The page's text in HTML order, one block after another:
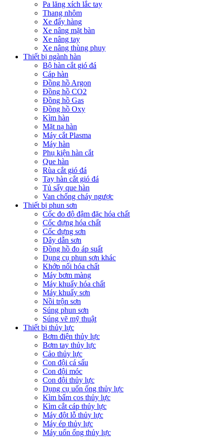
Pa lăng xích lắc tay
Thang nhôm
Xe đẩy hàng
Xe nâng mặt bàn
Xe nâng tay
Xe nâng thùng phuy
Thiết bị ngành hàn
Bộ hàn cắt gió đá
Cáp hàn
Đồng hồ Argon
Đồng hồ CO2
Đồng hồ Gas
Đồng hồ Oxy
Kìm hàn
Mặt nạ hàn
Máy cắt Plasma
Máy hàn
Phụ kiện hàn cắt
Que hàn
Rùa cắt gió đá
Tay hàn cắt gió đá
Tủ sấy que hàn
Van chống cháy ngược
Thiết bị phun sơn
Cốc đo độ đậm đặc hóa chất
Cốc đựng hóa chất
Cốc đựng sơn
Dây dẫn sơn
Đồng hồ đo áp suất
Dụng cụ phun sơn khác
Khớp nối hóa chất
Máy bơm màng
Máy khuấy hóa chất
Máy khuấy sơn
Nồi trộn sơn
Súng phun sơn
Súng vẽ mỹ thuật
Thiết bị thủy lực
Bơm điện thủy lực
Bơm tay thủy lực
Cảo thủy lực
Con đội cá sấu
Con đội móc
Con đội thủy lực
Dụng cụ uốn ống thủy lực
Kìm bấm cos thủy lực
Kìm cắt cáp thủy lực
Máy đột lỗ thủy lực
Máy ép thủy lực
Máy uốn ống thủy lực